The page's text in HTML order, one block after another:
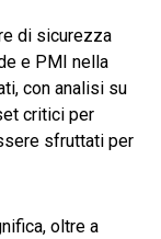
di sicurezza
e PMI nella
con analisi su
critici per
sfruttati per
oltre a